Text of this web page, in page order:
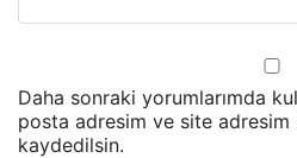
Daha sonraki yorumlarımda
posta adresim ve site adresim
kaydedilsin.